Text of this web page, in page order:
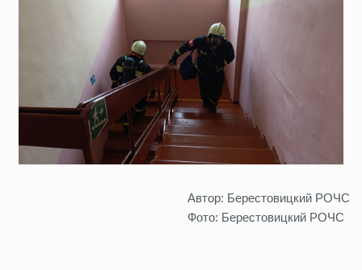
Автор: Берестовицкий РОЧС
Фото: Берестовицкий РОЧС